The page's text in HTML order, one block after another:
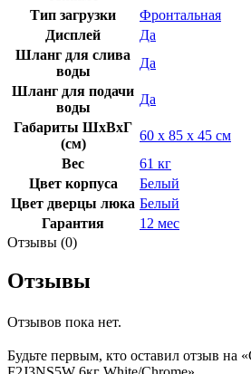
Тип загрузки
Фронтальная
Дисплей
Да
Шланг для слива
воды
Да
Шланг для подачи
воды
Да
Габариты ШхВхГ
(см)
60 х 85 х 45 см
Вес
61 кг
Цвет корпуса
Белый
Цвет дверцы люка Белый
Гарантия
12 мес
Отзывы (0)
Отзывы
Отзывов пока нет.
Будьте первым, кто оставил отзыв на